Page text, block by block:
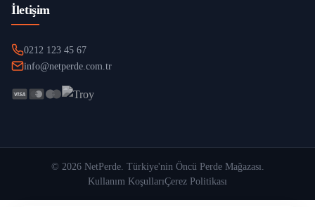
İletişim
0212 123 45 67
info@netperde.com.tr
© 2026 NetPerde. Türkiye'nin Öncü Perde Mağazası.
Kullanım KoşullarıÇerez Politikası